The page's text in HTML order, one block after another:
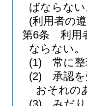
ばならな
(利用者の
第6条
利用
ならない。
(1)
常に
(2)
承認
おそれの